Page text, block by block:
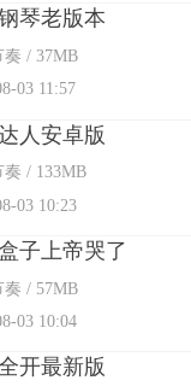
琴老版本
奏 / 37MB
03 11:57
人安卓版
奏 / 133MB
03 10:23
子上帝哭了
奏 / 57MB
03 10:04
开最新版